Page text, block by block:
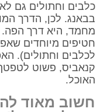
כלבים וחתולים גם לא
בבאנג. לכן, הדרך
מחמד, היא דרך
חטיפים מיוחדים
לכלבים וחתולים).
קנאביס, פשוט
האוכל.
חשוב מאוד